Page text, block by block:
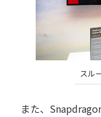
スル
また、